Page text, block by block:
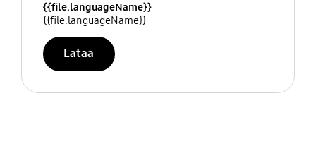
{{file.languageName}}
{{file.languageName}}
Lataa